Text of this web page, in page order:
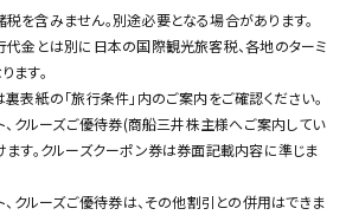
を含みません。別途必要となる場合があります。
代金とは別に日本の国際観光旅客税、各地のターミ
ます。
表紙の「旅行条件」内のご案内をご確認ください。
、クルーズご優待券(商船三井株主様へご案内してい
す。クルーズクーポン券は券面記載内容に準じま
、クルーズご優待券は、その他割引との併用はできま